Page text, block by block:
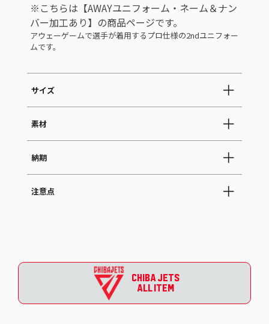
※こちらは【AWAYユニフォーム・ネーム＆ナン
バー加工あり】の商品ページです。
アウェーゲームで選手が着用するプロ仕様の2ndユニフォー
ムです。
サイズ
素材
納期
注意点
CHIBA JETS
ALL ITEM